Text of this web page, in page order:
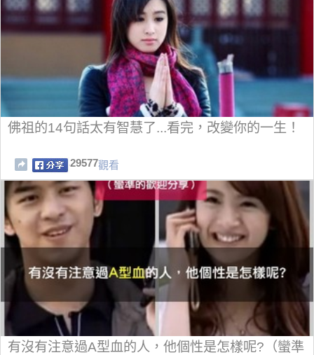
佛祖的14句話太有智慧了...看完，改變你的一生！
29577觀看
有沒有注意過A型血的人，他個性是怎樣呢?（蠻準